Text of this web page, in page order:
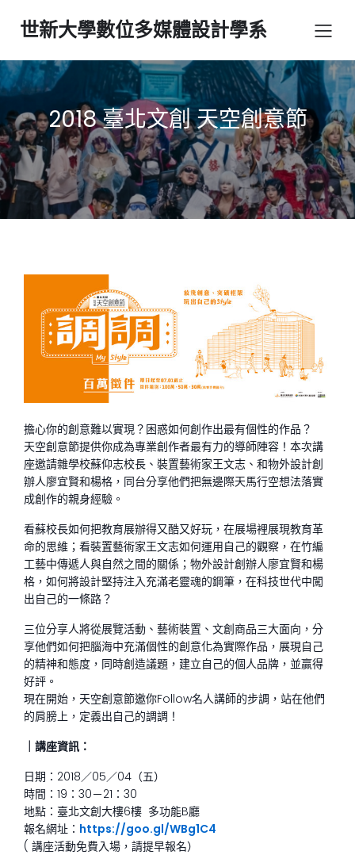
世新大學數位多媒體設計學系
2018 臺北文創 天空創意節
擔心你的創意難以實現？困惑如何創作出最有個性的作品？
天空創意節提供你成為專業創作者最有力的導師陣容！本次講
座邀請雜學校蘇仰志校長、裝置藝術家王文志、和物外設計創
辦人廖宜賢和楊格，同台分享他們把無邊際天馬行空想法落實
成創作的親身經驗。
看蘇校長如何把教育展辦得又酷又好玩，在展場裡展現教育革
命的思維；看裝置藝術家王文志如何運用自己的觀察，在竹編
工藝中傳遞人與自然之間的關係；物外設計創辦人廖宜賢和楊
格，如何將設計堅持注入充滿老靈魂的鋼筆，在科技世代中闖
出自己的一條路？
三位分享人將從展覽活動、藝術裝置、文創商品三大面向，分
享他們如何把腦海中充滿個性的創意化為實際作品，展現自己
的精神和態度，同時創造議題，建立自己的個人品牌，並贏得
好評。
現在開始，天空創意節邀你Follow名人講師的步調，站在他們
的肩膀上，定義出自己的調調！
｜講座資訊：
日期：2018／05／04（五）
時間：19：30－21：30
地點：臺北文創大樓6樓 多功能B廳
報名網址： https://goo.gl/WBg1C4
( 講座活動免費入場，請提早報名）